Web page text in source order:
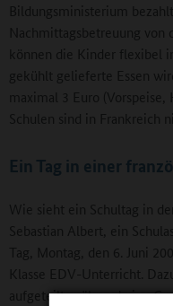
Bildungsministerium
Nachmittagsbetreuung von
können die Kinder flexibel
gekühlt gelieferte Essen
maximal 3 Euro (Vorspeise,
Schulen sind in Frankreich
Ein Tag in einer
Wie sieht ein Schultag in
Sebastian Albert, ein
Tag, Montag, den 6. Juni
Klasse EDV-Unterricht.
aufgeteilt: während eine